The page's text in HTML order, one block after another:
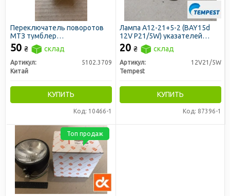
Переключатель поворотов
МТЗ тумблер
трёхпозиционный (Китай)
50 ₴ склад
Артикул:
5102.3709
Китай
КУПИТЬ
Код: 10466-1
Лампа А12-21+5-2 (BAY15d
12V P21/5W) указателей
поворотов и стоп-сигналов
(Tempest)
20 ₴ склад
Артикул:
12V21/5W
Tempest
КУПИТЬ
Код: 87396-1
Топ продаж